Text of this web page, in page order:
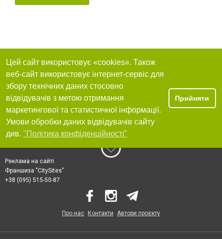
Цей сайт використовує «cookies». Також
веб-сайт використовує інтернет-сервіс для
збору технічних даних стосовно
відвідувачів з метою отримання
маркетингової та статистичної інформації.
Умови обробки даних відвідувачів сайту
див. "Політика конфіденційності"
Прийняти
Реклама на сайті
Франшиза "CitySites"
+38 (095) 515-50-87
Про нас Контакти Автори проєкту